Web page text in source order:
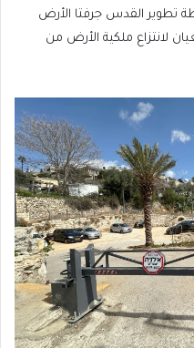
تطوير القدس جرفتا الأرض
لانتزاع ملكية الأرض من